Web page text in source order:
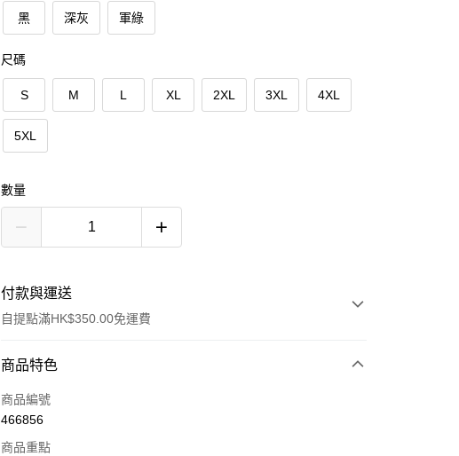
黑 深灰 軍綠
尺碼
S M L XL 2XL 3XL 4XL
5XL
數量
付款與運送
自提點滿HK$350.00免運費
付款方式
信用卡
商品特色
商品編號
466856
商品重點